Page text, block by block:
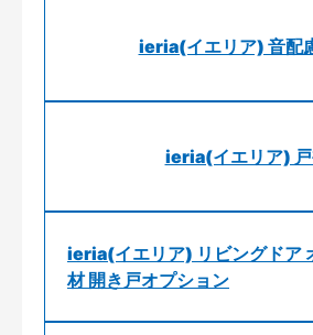
ieria(イエリア) 音配
ieria(イエリア)
ieria(イエリア) リビングドア
材 開き戸オプション